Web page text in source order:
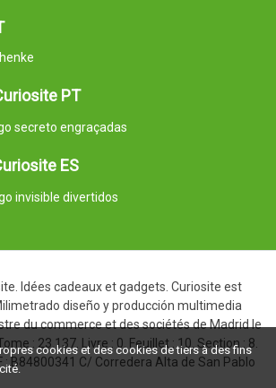
PT
secreto engraçadas
ES
invisible divertidos
Idées cadeaux et gadgets. Curiosite est
diseño y producción multimedia
du commerce et des sociétés de Madrid le
: 23.137. Livre : 0. Feuillet : 10. Section : 8.
: B84800341 C/ Corredera Alta de San Pablo
cookies et des cookies de tiers à des fins